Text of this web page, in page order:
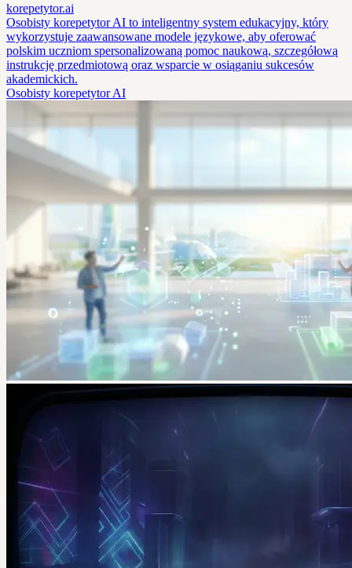
korepetytor.ai
Osobisty korepetytor AI to inteligentny system edukacyjny, który
wykorzystuje zaawansowane modele językowe, aby oferować
polskim uczniom spersonalizowaną pomoc naukową, szczegółową
instrukcję przedmiotową oraz wsparcie w osiąganiu sukcesów
akademickich.
Osobisty korepetytor AI